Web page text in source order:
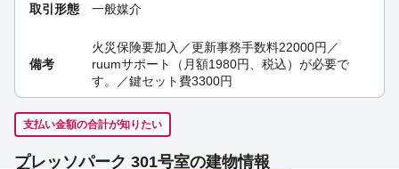
取引形態 一般媒介
備考
火災保険要加入／更新事務手数料22000円／
ruumサポート（月額1980円、税込）が必要で
す。／鍵セット費3300円
支払い金額の合計が知りたい
プレッソパーク 301号室の建物情報